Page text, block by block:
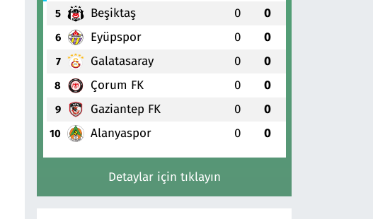
5 Beşiktaş 0 0
6 Eyüpspor 0 0
7 Galatasaray 0 0
8 Çorum FK 0 0
9 Gaziantep FK 0 0
10 Alanyaspor 0 0
Detaylar için tıklayın